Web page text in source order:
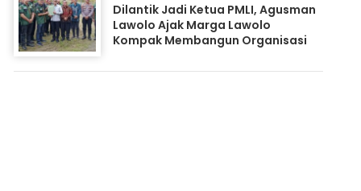
Dilantik Jadi Ketua PMLI, Agusman
Lawolo Ajak Marga Lawolo
Kompak Membangun Organisasi